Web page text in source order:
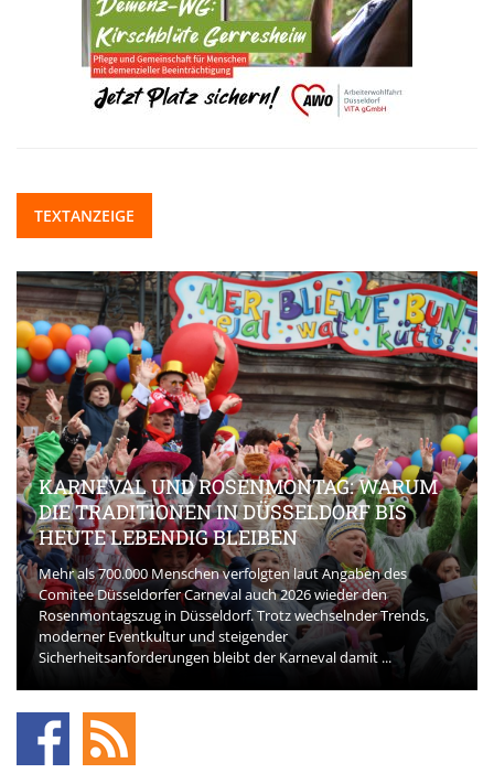
TEXTANZEIGE
KARNEVAL UND ROSENMONTAG: WARUM
DIE TRADITIONEN IN DÜSSELDORF BIS
HEUTE LEBENDIG BLEIBEN
Mehr als 700.000 Menschen verfolgten laut Angaben des
Comitee Düsseldorfer Carneval auch 2026 wieder den
Rosenmontagszug in Düsseldorf. Trotz wechselnder Trends,
moderner Eventkultur und steigender
Sicherheitsanforderungen bleibt der Karneval damit ...